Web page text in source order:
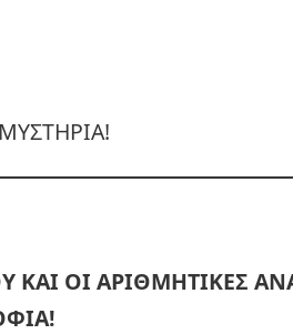
ΟΙ ΑΡΙΘΜΗΤΙΚΕΣ